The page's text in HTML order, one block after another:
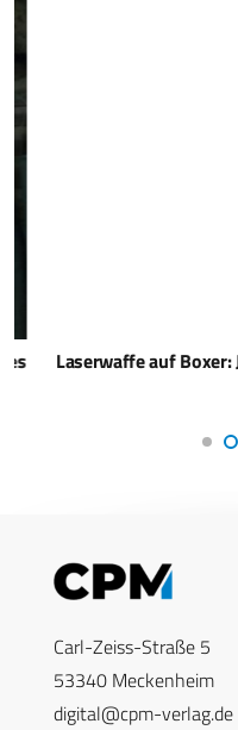
Laserwaffe auf Boxer:
Carl-Zeiss-Straße 5
53340 Meckenheim
digital@cpm-verlag.de